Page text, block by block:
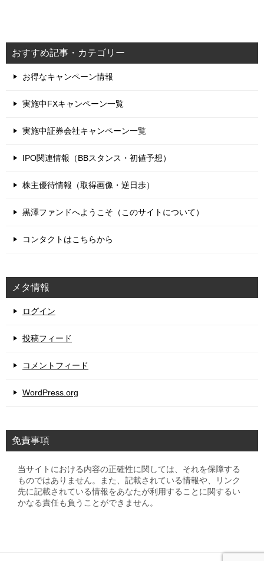
おすすめ記事・カテゴリー
お得なキャンペーン情報
実施中FXキャンペーン一覧
実施中証券会社キャンペーン一覧
IPO関連情報（BBスタンス・初値予想）
株主優待情報（取得画像・逆日歩）
黒澤ファンドへようこそ（このサイトについて）
コンタクトはこちらから
メタ情報
ログイン
投稿フィード
コメントフィード
WordPress.org
免責事項
当サイトにおける内容の正確性に関しては、それを保障する
ものではありません。また、記載されている情報や、リンク
先に記載されている情報をあなたが利用することに関するい
かなる責任も負うことができません。